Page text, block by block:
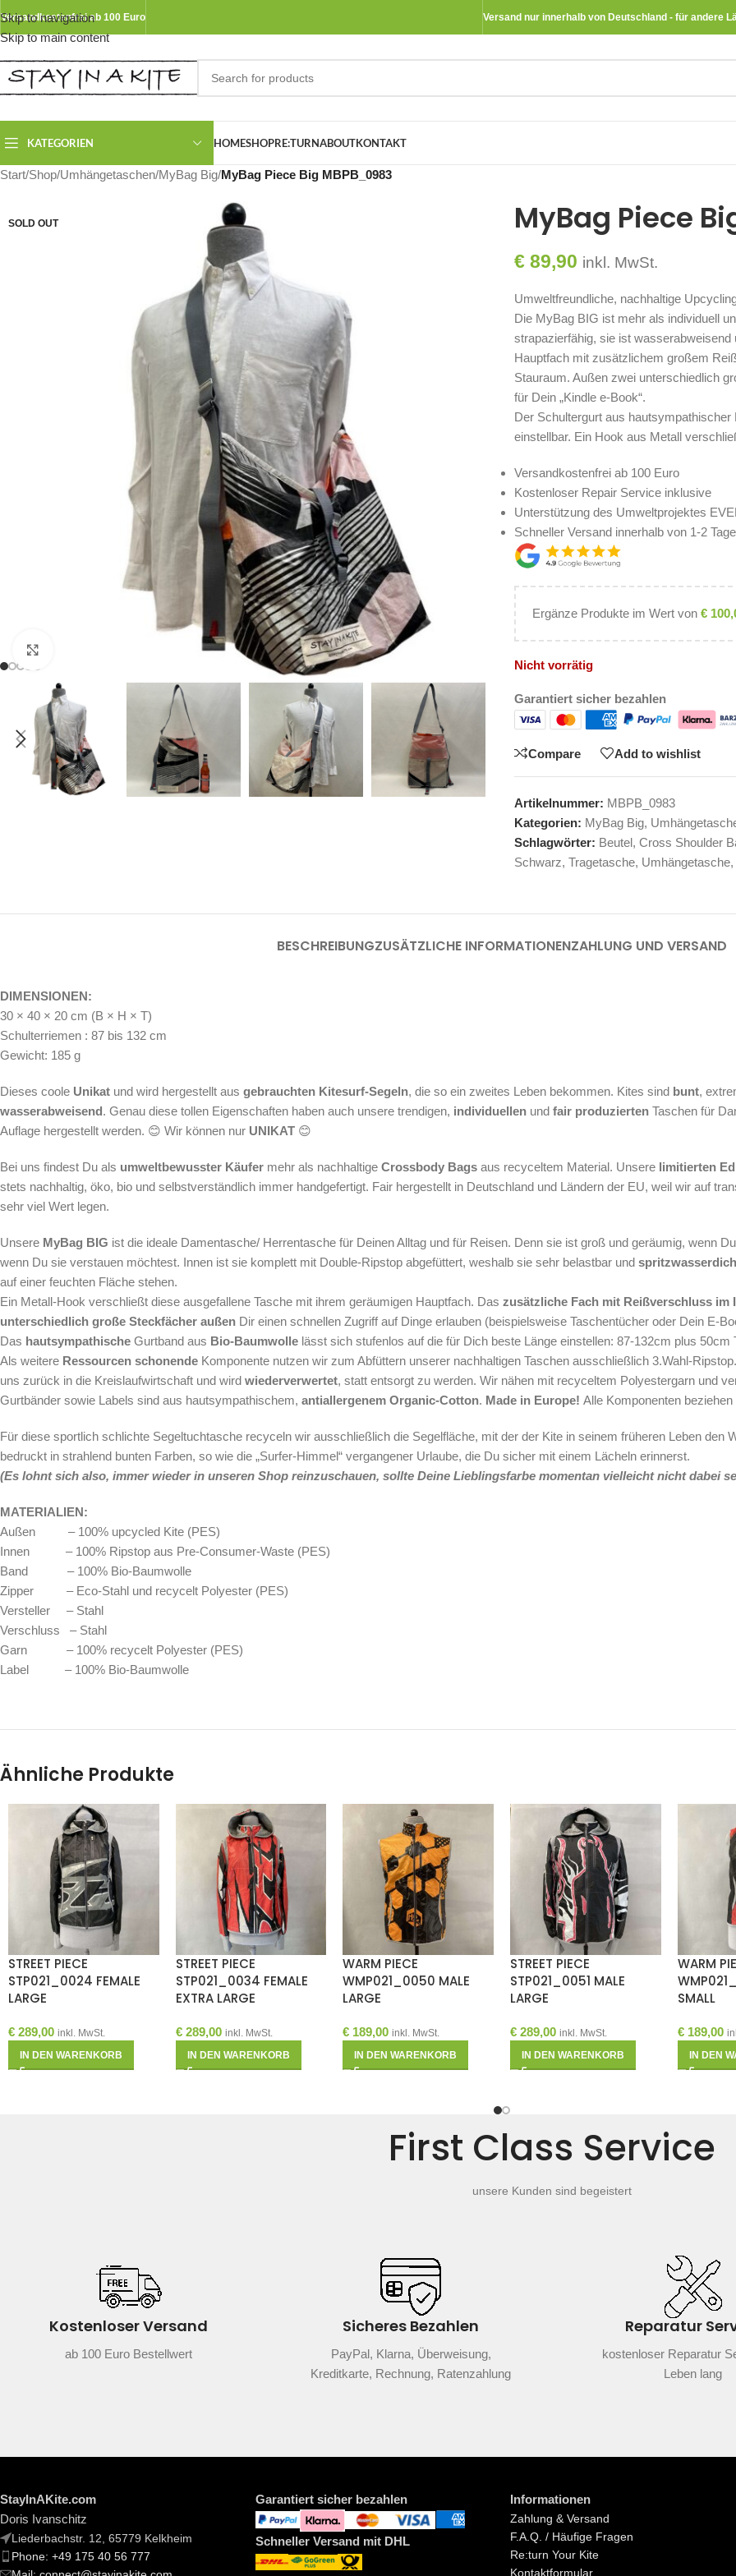
Skip to navigation
Skip to main content
Versandkostenfrei ab 100 Euro Versand nur innerhalb von Deutschland - für andere
KATEGORIEN HOMESHOPRE:TURNABOUTKONTAKT
Start/Shop/Umhängetaschen/MyBag Big/MyBag Piece Big MBPB_0983
SOLD OUT MyBag Piece
€89,90 inkl. MwSt.
Umweltfreundliche, nachhaltige
Die MyBag BIG ist mehr als individuell
strapazierfähig, sie ist
Hauptfach mit zusätzlichem großem
Stauraum. Außen zwei unterschiedlich
für Dein „Kindle e-Book“.
Der Schultergurt aus
einstellbar. Ein Hook aus Metall
Versandkostenfrei ab 100 Euro
Kostenloser Repair Service inklusive
Unterstützung des Umweltprojektes
Schneller Versand innerhalb von 1-2
Ergänze Produkte im Wert von €
Nicht vorrätig
Garantiert sicher bezahlen
Compare Add to wishlist
Artikelnummer: MBPB_0983
Kategorien: MyBag Big,
Schlagwörter: Beutel, Cross Shoulder
Schwarz, Tragetasche, Umhängetasche,
BESCHREIBUNGZUSÄTZLICHE INFORMATIONENZAHLUNG UND VERSAND
DIMENSIONEN:
30 × 40 × 20 cm (B × H × T)
Schulterriemen : 87 bis 132 cm
Gewicht: 185 g
Dieses coole Unikat und wird hergestellt aus gebrauchten Kitesurf-Segeln, die so ein zweites Leben bekommen. Kites sind bunt,
wasserabweisend. Genau diese tollen Eigenschaften haben auch unsere trendigen, individuellen und fair produzierten Taschen für
Auflage hergestellt werden. 😊 Wir können nur UNIKAT 😊
Bei uns findest Du als umweltbewusster Käufer mehr als nachhaltige Crossbody Bags aus recyceltem Material. Unsere limitierten
stets nachhaltig, öko, bio und selbstverständlich immer handgefertigt. Fair hergestellt in Deutschland und Ländern der EU, weil wir auf
sehr viel Wert legen.
Unsere MyBag BIG ist die ideale Damentasche/ Herrentasche für Deinen Alltag und für Reisen. Denn sie ist groß und geräumig, wenn
wenn Du sie verstauen möchtest. Innen ist sie komplett mit Double-Ripstop abgefüttert, weshalb sie sehr belastbar und
auf einer feuchten Fläche stehen.
Ein Metall-Hook verschließt diese ausgefallene Tasche mit ihrem geräumigen Hauptfach. Das zusätzliche Fach mit Reißverschluss im
unterschiedlich große Steckfächer außen Dir einen schnellen Zugriff auf Dinge erlauben (beispielsweise Taschentücher oder Dein E-
Das hautsympathische Gurtband aus Bio-Baumwolle lässt sich stufenlos auf die für Dich beste Länge einstellen: 87-132cm plus
Als weitere Ressourcen schonende Komponente nutzen wir zum Abfüttern unserer nachhaltigen Taschen ausschließlich 3.Wahl-
uns zurück in die Kreislaufwirtschaft und wird wiederverwertet, statt entsorgt zu werden. Wir nähen mit recyceltem Polyestergarn und
Gurtbänder sowie Labels sind aus hautsympathischem, antiallergenem Organic-Cotton. Made in Europe! Alle Komponenten
Für diese sportlich schlichte Segeltuchtasche recyceln wir ausschließlich die Segelfläche, mit der der Kite in seinem früheren Leben den
bedruckt in strahlend bunten Farben, so wie die „Surfer-Himmel“ vergangener Urlaube, die Du sicher mit einem Lächeln erinnerst.
(Es lohnt sich also, immer wieder in unseren Shop reinzuschauen, sollte Deine Lieblingsfarbe momentan vielleicht nicht dabei
MATERIALIEN:
Außen – 100% upcycled Kite (PES)
Innen – 100% Ripstop aus Pre-Consumer-Waste (PES)
Band – 100% Bio-Baumwolle
Zipper – Eco-Stahl und recycelt Polyester (PES)
Versteller – Stahl
Verschluss – Stahl
Garn – 100% recycelt Polyester (PES)
Label – 100% Bio-Baumwolle
Ähnliche Produkte
STREET PIECE
STP021_0024 FEMALE
LARGE
€ 289,00 inkl. MwSt.
IN DEN WARENKORB
STREET PIECE
STP021_0034 FEMALE
EXTRA LARGE
€289,00 inkl. MwSt.
IN DEN WARENKORB
WARM PIECE
WMP021_0050 MALE
LARGE
€ 189,00 inkl. MwSt.
IN DEN WARENKORB
STREET PIECE
STP021_0051 MALE
LARGE
€289,00 inkl. MwSt.
IN DEN WARENKORB
WARM
SMALL
€189,00
IN DEN
First Class Service
unsere Kunden sind begeistert
Kostenloser Versand
ab 100 Euro Bestellwert
Sicheres Bezahlen
PayPal, Klarna, Überweisung,
Kreditkarte, Rechnung, Ratenzahlung
Reparatur
kostenloser Reparatur
Leben lang
StayInAKite.com
Doris Ivanschitz
Liederbachstr. 12, 65779 Kelkheim
Phone: +49 175 40 56 777
Garantiert sicher bezahlen
Schneller Versand mit DHL
Informationen
Zahlung & Versand
F.A.Q. / Häufige Fragen
Re:turn Your Kite
Kontaktformular